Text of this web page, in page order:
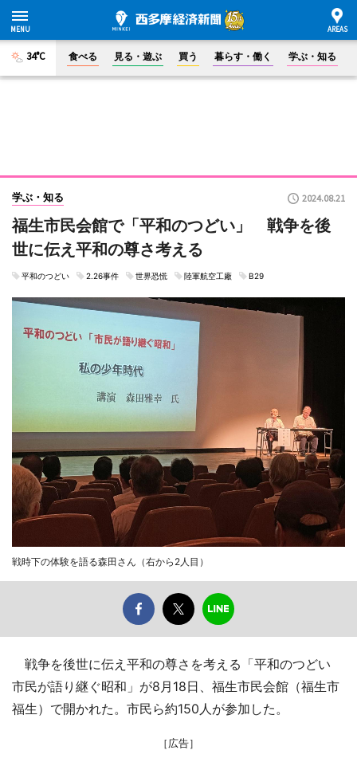
34°C 食べる 見る・遊ぶ 買う 暮らす・働く 学ぶ・知る
学ぶ・知る 2024.08.21
福生市民会館で「平和のつどい」 戦争を後
世に伝え平和の尊さ考える
平和のつどい 2.26事件 世界恐慌 陸軍航空工廠 B29
戦時下の体験を語る森田さん（右から2人目）
戦争を後世に伝え平和の尊さを考える「平和のつどい
市民が語り継ぐ昭和」が8月18日、福生市民会館（福生市
福生）で開かれた。市民ら約150人が参加した。
［広告］